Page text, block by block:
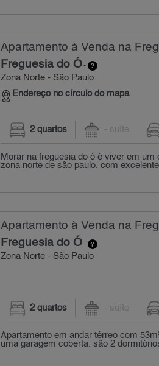
Apartamento à Venda na
Freguesia do Ó-
Zona Norte - São Paulo
Endereço no círculo do mapa
2 quartos - suíte
Morar na freguesia do ó é viver em
zona norte de são paulo, com
Apartamento à Venda na
Freguesia do Ó-
Zona Norte - São Paulo
2 quartos - suíte
Apartamento em andar térreo com
uma garagem coberta. são 2